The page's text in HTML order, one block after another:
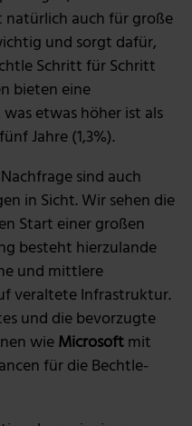
natürlich auch für große
und sorgt dafür,
Schritt für Schritt
bieten eine
etwas höher ist als
Jahre (1,3%).
sind auch
in Sicht. Wir sehen die
Start einer großen
besteht hierzulande
und mittlere
veraltete Infrastruktur.
und die bevorzugte
wieMicrosoftmit
für die Bechtle-